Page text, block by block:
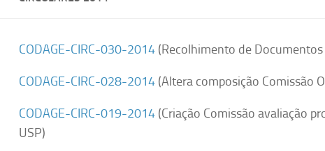
CODAGE-CIRC-030-2014 (Recolhimento de
CODAGE-CIRC-028-2014 (Altera composição Comissão
CODAGE-CIRC-019-2014 (Criação Comissão avaliação
USP)